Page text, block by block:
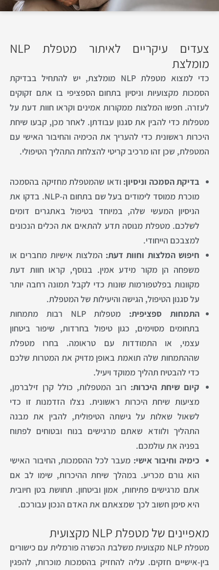
צעדים עיקריים לאיתור מטפלת NLP
מומלצת
כדי למצוא מטפלת NLP מומלצת, יש להתחיל בבדיקת
הסמכות מקצועיות וניסיון בתחום הספציפי בו אתם זקוקים
לעזרה. חפשו המלצות ממקורות אמינים וקראו חוות דעת על
מטפלות כדי להבין את סגנון עבודתן. לאחר מכן, קבעו שיחת
היכרות ראשונית כדי להעריך את הכימיה והחיבור האישי עם
המטפלת, שכן זהו מרכיב קריטי להצלחת התהליך הטיפולי.
בדיקת הסמכה וניסיון: ודאו שהמטפלת מחזיקה בהסמכה
מוכרת ממוסד לימודים בעל שם בתחום ה-NLP. בדקו את
הניסיון המעשי שלה, במיוחד בטיפול באתגרים דומים
לשלכם. מטפלת מנוסה תדע להתאים את הכלים הנכונים
למצבכם הייחודי.
חיפוש המלצות וחוות דעת: המלצות אישיות מחברים או
משפחה הן מקור מידע אמין. בנוסף, קראו חוות דעת
מקוונות בפלטפורמות שונות כדי לקבל תמונה רחבה יותר
על סגנון הטיפול, הגישה והיעילות של המטפלת.
התמחות ספציפית:
מטפלות NLP רבות מתמחות
בתחומים מסוימים, כגון טיפול בחרדות, שיפור ביטחון
עצמי, או התמודדות עם טראומה. בחרו מטפלת
שההתמחות שלה תואמת באופן מדויק את המטרות שלכם
כדי להבטיח תהליך ממוקד ויעיל.
קיום שיחת היכרות: רוב המטפלות, כולל קרן זילברמן,
מציעות שיחת היכרות ראשונית. נצלו הזדמנות זו כדי
לשאול שאלות על גישתה הטיפולית, להבין את מבנה
התהליך ולוודא שאתם מרגישים בנוח ובטוחים לפתוח
בפניה את עולמכם.
כימיה וחיבור אישי: מעבר לכל ההסמכות, החיבור האישי
הוא גורם מכריע. במהלך שיחת ההיכרות, שימו לב אם
אתם מרגישים פתיחות, אמון וביטחון. תחושת בטן חיובית
היא סימן חשוב לכך שמצאתם את האדם הנכון עבורכם.
מאפיינים של מטפלת NLP מקצועית
מטפלת NLP מקצועית משלבת הכשרה פורמלית עם כישורים
בין-אישיים חזקים. עליה להחזיק בהסמכות מוכרות, להפגין